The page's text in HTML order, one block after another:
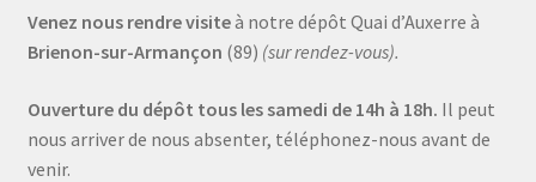
Venez nous rendre visiteà notre dépôt Quai d’Auxerre à
Brienon-sur-Armançon (89) (sur rendez-vous).
Ouverture du dépôt tous les samedi de 14h à 18h. Il peut
nous arriver de nous absenter, téléphonez-nous avant de
venir.